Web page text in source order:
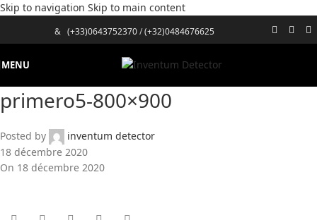
Skip to navigation Skip to main content
& (+33)0643752370/(+32)0484676625
MENU
primero5-800×900
Posted by
inventum detector
18 décembre 2020
On 18 décembre 2020